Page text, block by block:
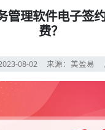
管理软件电子签
费？
08-02 来源：美盈易